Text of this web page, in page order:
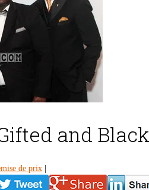
and
de prix